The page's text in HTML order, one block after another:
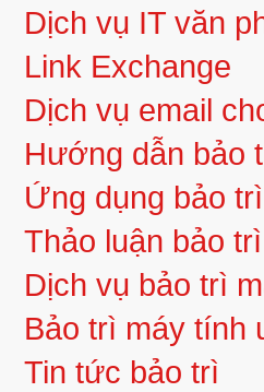
Dịch vụ IT văn
Link Exchange
Dịch vụ email
Hướng dẫn bảo
Ứng dụng bảo
Thảo luận bảo
Dịch vụ bảo trì
Bảo trì máy tính
Tin tức bảo trì